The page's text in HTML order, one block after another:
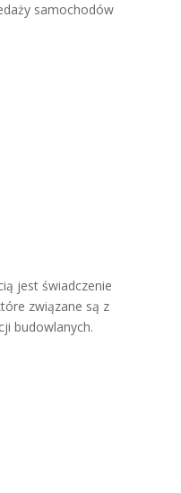
samochodów
jest świadczenie
związane są z
budowlanych.